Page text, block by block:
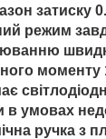
затиску
режим
умовах
ручка з